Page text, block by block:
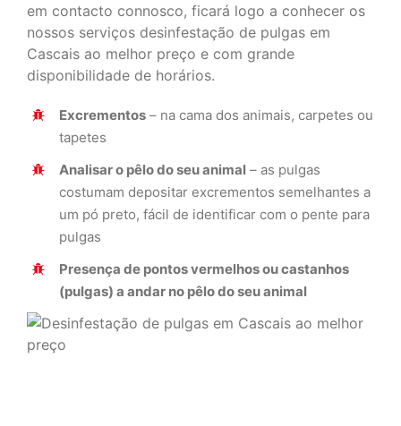
em contacto connosco, ficará logo a conhecer os
nossos serviços desinfestação de pulgas em
Cascais ao melhor preço e com grande
disponibilidade de horários.
Excrementos – na cama dos animais, carpetes ou
tapetes
Analisar o pêlo do seu animal – as pulgas
costumam depositar excrementos semelhantes a
um pó preto, fácil de identificar com o pente para
pulgas
Presença de pontos vermelhos ou castanhos
(pulgas) a andar no pêlo do seu animal